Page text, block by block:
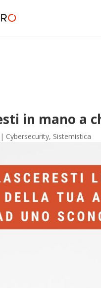
in mano a
| Cybersecurity, Sistemistica